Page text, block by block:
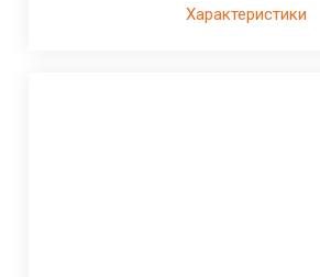
Характеристики